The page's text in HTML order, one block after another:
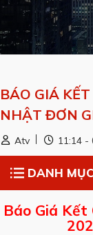
BÁO GIÁ
NHẬT ĐƠN
Atv 11:14 -
DANH
Báo Giá Kết